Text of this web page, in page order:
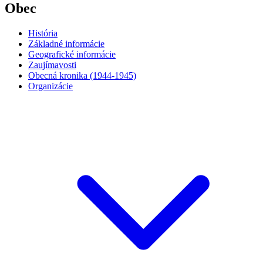
Obec
História
Základné informácie
Geografické informácie
Zaujímavosti
Obecná kronika (1944-1945)
Organizácie